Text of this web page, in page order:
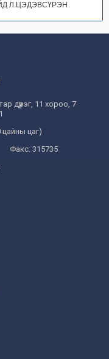
Л.ЦЭДЭВСҮРЭН
дүүрэг, 11 хороо, 7
цайны цаг)
Факс: 315735